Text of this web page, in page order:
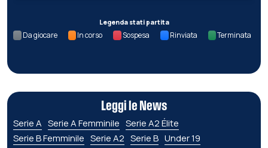
Legenda stati partita
Da giocare In corso Sospesa Rinviata Terminata
Leggi le News
Serie A Serie A Femminile Serie A2 Élite
Serie B Femminile Serie A2 Serie B Under 19